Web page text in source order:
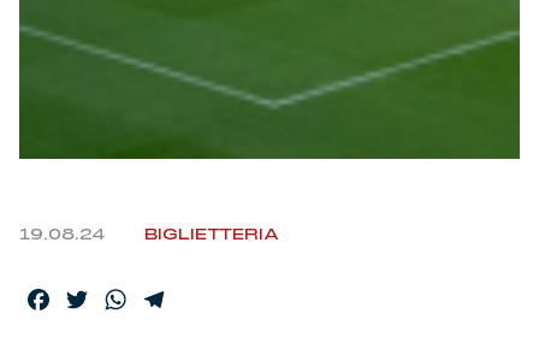
Gift Card Online Store
19.08.24 BIGLIETTERIA
Facebook
TwitterWhatsApp